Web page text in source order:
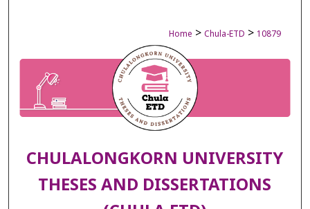
Home > Chula-ETD > 10879
CHULALONGKORN UNIVERSITY
THESES AND DISSERTATIONS